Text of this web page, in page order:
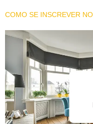
COMO SE INSCREVER